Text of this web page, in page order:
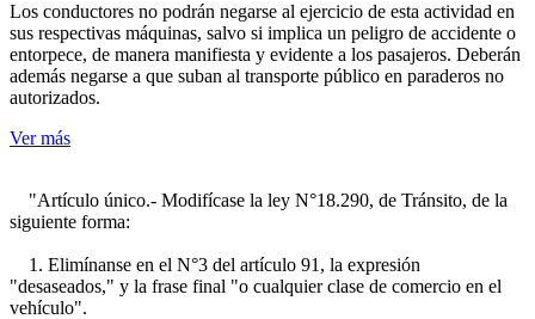
Los conductores no podrán negarse al ejercicio de esta actividad en
sus respectivas máquinas, salvo si implica un peligro de accidente o
entorpece, de manera manifiesta y evidente a los pasajeros. Deberán
además negarse a que suban al transporte público en paraderos no
autorizados.
Ver más
"Artículo único.- Modifícase la ley N°18.290, de Tránsito, de la
siguiente forma:
1. Elimínanse en el N°3 del artículo 91, la expresión
"desaseados," y la frase final "o cualquier clase de comercio en el
vehículo".